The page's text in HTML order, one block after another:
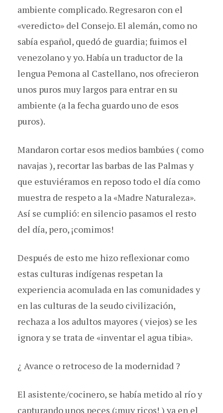
ambiente complicado. Regresaron con el
«veredicto» del Consejo. El alemán, como no
sabía español, quedó de guardia; fuimos el
venezolano y yo. Había un traductor de la
lengua Pemona al Castellano, nos ofrecieron
unos puros muy largos para entrar en su
ambiente (a la fecha guardo uno de esos
puros).
Mandaron cortar esos medios bambúes ( como
navajas ), recortar las barbas de las Palmas y
que estuviéramos en reposo todo el día como
muestra de respeto a la «Madre Naturaleza».
Así se cumplió: en silencio pasamos el resto
del día, pero, ¡comimos!
Después de esto me hizo reflexionar como
estas culturas indígenas respetan la
experiencia acomulada en las comunidades y
en las culturas de la seudo civilización,
rechaza a los adultos mayores ( viejos) se les
ignora y se trata de «inventar el agua tibia».
¿ Avance o retroceso de la modernidad ?
El asistente/cocinero, se había metido al río y
capturando unos peces (¡muy ricos! ) ya en el